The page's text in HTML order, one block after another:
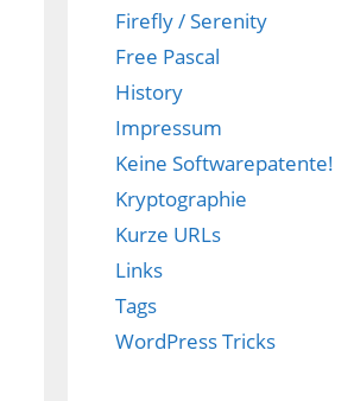
Firefly / Serenity
Free Pascal
History
Impressum
Keine Softwarepatente!
Kryptographie
Kurze URLs
Links
Tags
WordPress Tricks